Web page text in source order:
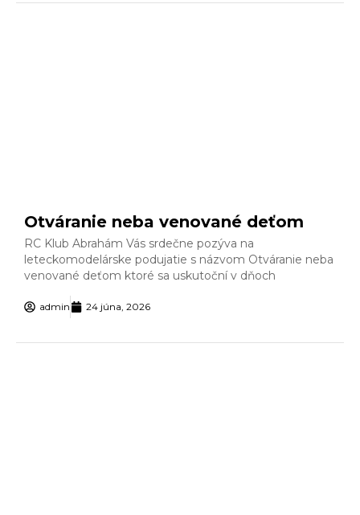
Otváranie neba venované deťom
RC Klub Abrahám Vás srdečne pozýva na
leteckomodelárske podujatie s názvom Otváranie neba
venované deťom ktoré sa uskutoční v dňoch
admin 24 júna, 2026